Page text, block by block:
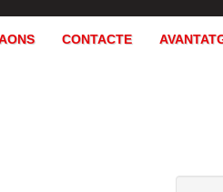
CONTACTE